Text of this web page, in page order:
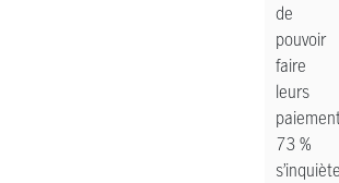
de
pouvoir
faire
leurs
73 %